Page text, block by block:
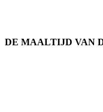
DE MAALTIJD VAN